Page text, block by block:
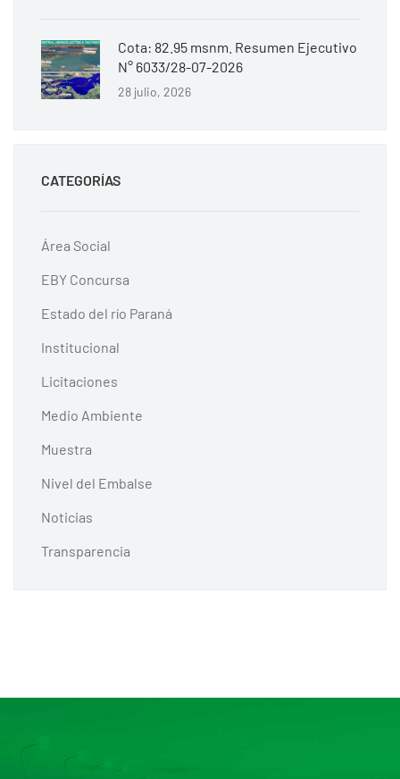
Cota: 82.95 msnm. Resumen Ejecutivo
N° 6033/28-07-2026
28 julio, 2026
CATEGORÍAS
Área Social
EBY Concursa
Estado del río Paraná
Institucional
Licitaciones
Medio Ambiente
Muestra
Nivel del Embalse
Noticias
Transparencia